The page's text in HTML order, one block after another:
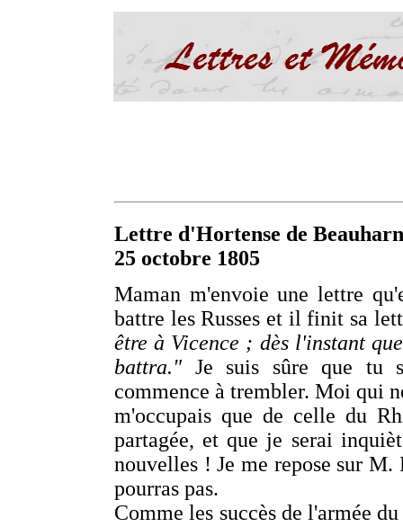
Lettre d'Hortense de
25 octobre 1805
Maman m'envoie une lettre
battre les Russes et il finit sa
être à Vicence ; dès l'instant
battra." Je suis sûre que tu
commence à trembler. Moi qui
m'occupais que de celle du
partagée, et que je serai
nouvelles ! Je me repose sur
pourras pas.
Comme les succès de l'armée